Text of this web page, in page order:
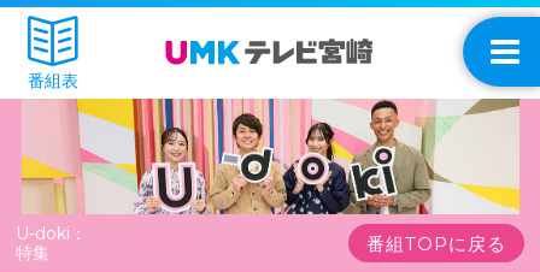
番組表
U-doki：
特集
番組TOPに戻る